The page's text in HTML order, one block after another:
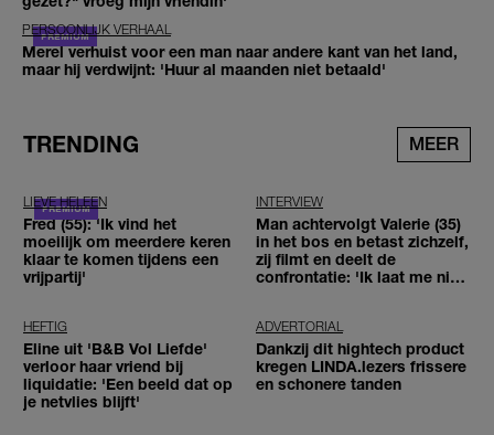
PERSOONLIJK VERHAAL
Merel verhuist voor een man naar andere kant van het land,
maar hij verdwijnt: 'Huur al maanden niet betaald'
TRENDING MEER
LIEVE HELEEN
Fred (55): 'Ik vind het
moeilijk om meerdere keren
klaar te komen tijdens een
vrijpartij'
INTERVIEW
Man achtervolgt Valerie (35)
in het bos en betast zichzelf,
zij filmt en deelt de
confrontatie: 'Ik laat me niet
HEFTIG
Eline uit 'B&B Vol Liefde'
verloor haar vriend bij
liquidatie: 'Een beeld dat op
je netvlies blijft'
ADVERTORIAL
Dankzij dit hightech product
kregen LINDA.lezers frissere
en schonere tanden